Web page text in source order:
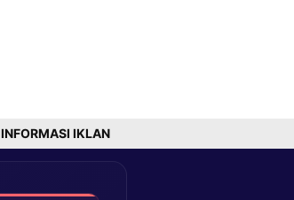
INFORMASI IKLAN